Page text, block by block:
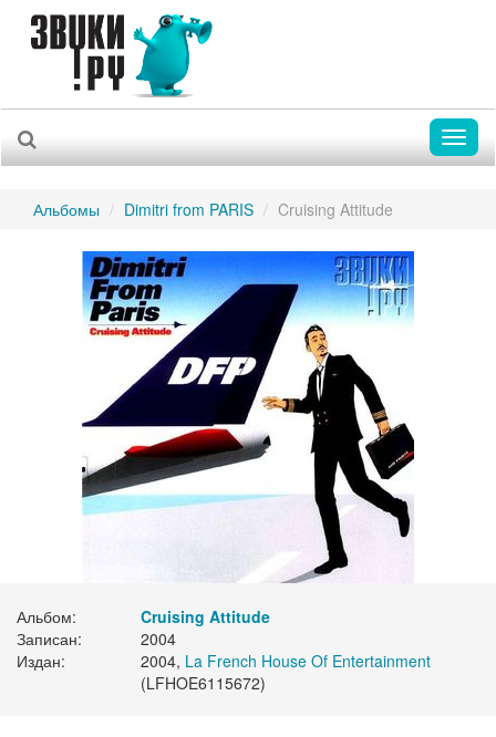
Альбомы Dimitri from PARIS Cruising Attitude
Альбом:
Cruising Attitude
Записан:
2004
Издан:
2004, La French House Of Entertainment
(LFHOE6115672)